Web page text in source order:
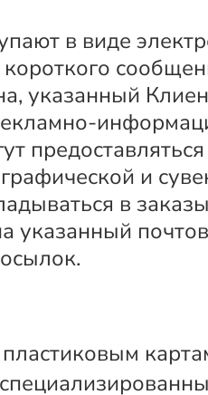
в виде
указанный
и
в
указанный